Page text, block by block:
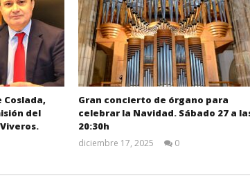
Coslada,
del
Gran concierto de órgano para
celebrar la Navidad. Sábado 27 a
20:30h
diciembre 17, 2025
0